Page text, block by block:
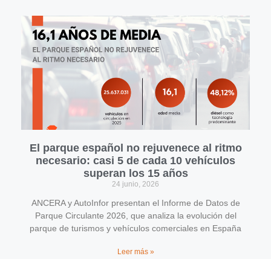
El parque español no rejuvenece al ritmo
necesario: casi 5 de cada 10 vehículos
superan los 15 años
24 junio, 2026
ANCERA y AutoInfor presentan el Informe de Datos de
Parque Circulante 2026, que analiza la evolución del
parque de turismos y vehículos comerciales en España
Leer más »